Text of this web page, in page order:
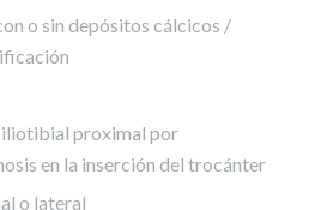
o sin depósitos cálcicos /
proximal por
en la inserción del trocánter
o lateral